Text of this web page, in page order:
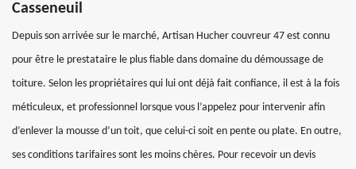
Casseneuil
Depuis son arrivée sur le marché, Artisan Hucher couvreur 47 est connu
pour être le prestataire le plus fiable dans domaine du démoussage de
toiture. Selon les propriétaires qui lui ont déjà fait confiance, il est à la fois
méticuleux, et professionnel lorsque vous l’appelez pour intervenir afin
d’enlever la mousse d’un toit, que celui-ci soit en pente ou plate. En outre,
ses conditions tarifaires sont les moins chères. Pour recevoir un devis